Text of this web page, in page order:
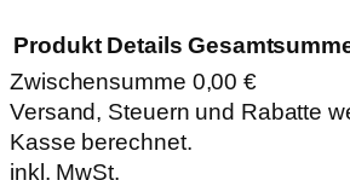
Produkte
im
Produkt Details
Zwischensumme 0,00 €
Versand, Steuern und Rabatte
Kasse berechnet.
inkl. MwSt.